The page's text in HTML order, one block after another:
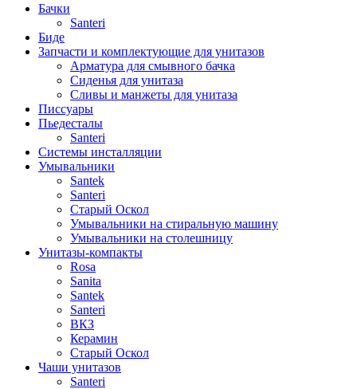
Бачки
Santeri
Биде
Запчасти и комплектующие для унитазов
Арматура для смывного бачка
Сиденья для унитаза
Сливы и манжеты для унитаза
Писсуары
Пьедесталы
Santeri
Системы инсталляции
Умывальники
Santek
Santeri
Старый Оскол
Умывальники на стиральную машину
Умывальники на столешницу
Унитазы-компакты
Rosa
Sanita
Santek
Santeri
ВКЗ
Керамин
Старый Оскол
Чаши унитазов
Santeri